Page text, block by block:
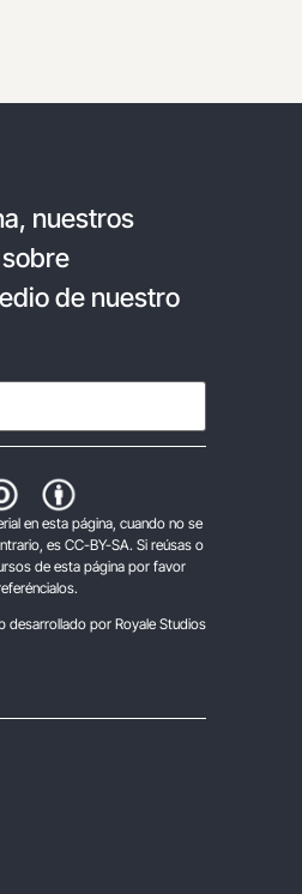
nuestros
de nuestro
en esta página, cuando no se
es CC-BY-SA. Si reúsas o
de esta página por favor
desarrollado por Royale Studios